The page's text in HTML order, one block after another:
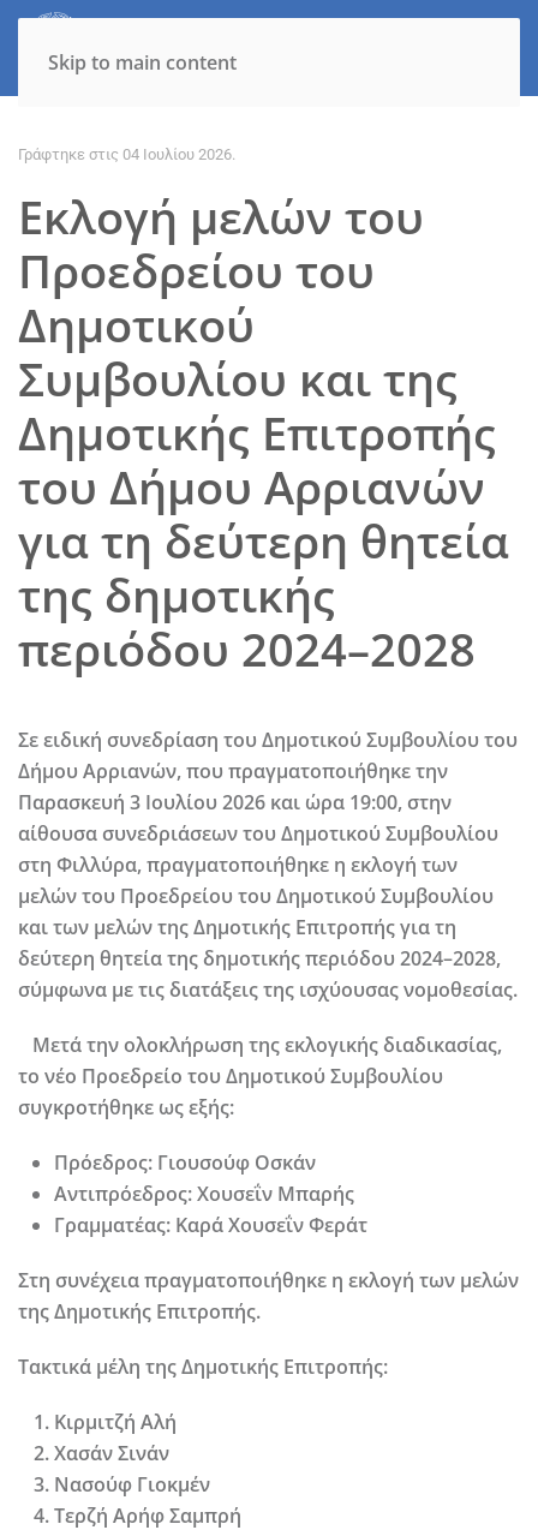
Skip to main content
Γράφτηκε στις 04 Ιουλίου 2026.
Εκλογή μελών του
Προεδρείου του
Δημοτικού
Συμβουλίου και της
Δημοτικής Επιτροπής
του Δήμου Αρριανών
για τη δεύτερη θητεία
της δημοτικής
περιόδου 2024–2028
Σε ειδική συνεδρίαση του Δημοτικού Συμβουλίου του
Δήμου Αρριανών, που πραγματοποιήθηκε την
Παρασκευή 3 Ιουλίου 2026 και ώρα 19:00, στην
αίθουσα συνεδριάσεων του Δημοτικού Συμβουλίου
στη Φιλλύρα, πραγματοποιήθηκε η εκλογή των
μελών του Προεδρείου του Δημοτικού Συμβουλίου
και των μελών της Δημοτικής Επιτροπής για τη
δεύτερη θητεία της δημοτικής περιόδου 2024–2028,
σύμφωνα με τις διατάξεις της ισχύουσας νομοθεσίας.
Μετά την ολοκλήρωση της εκλογικής διαδικασίας,
το νέο Προεδρείο του Δημοτικού Συμβουλίου
συγκροτήθηκε ως εξής:
Πρόεδρος: Γιουσούφ Οσκάν
Αντιπρόεδρος:Χουσεΐν Μπαρής
Γραμματέας: Καρά Χουσεΐν Φεράτ
Στη συνέχεια πραγματοποιήθηκε η εκλογή των μελών
της Δημοτικής Επιτροπής.
Τακτικά μέλη της Δημοτικής Επιτροπής:
Κιρμιτζή Αλή
Χασάν Σινάν
Νασούφ Γιοκμέν
Τερζή Αρήφ Σαμπρή